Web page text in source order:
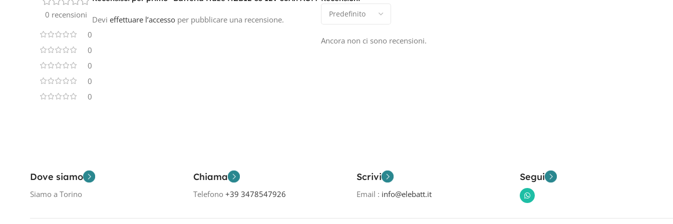
0 recensioni
0
0
0
0
0
Ancora non ci sono recensioni.
Devi effettuare l’accesso per pubblicare una recensione.
Dove siamo
Siamo a Torino
Chiama
Telefono +39 3478547926
Scrivi
Email : info@elebatt.it
Segui